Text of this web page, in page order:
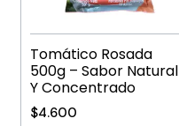
Tomático Rosada
500g – Sabor Natural
Y Concentrado
$4.600